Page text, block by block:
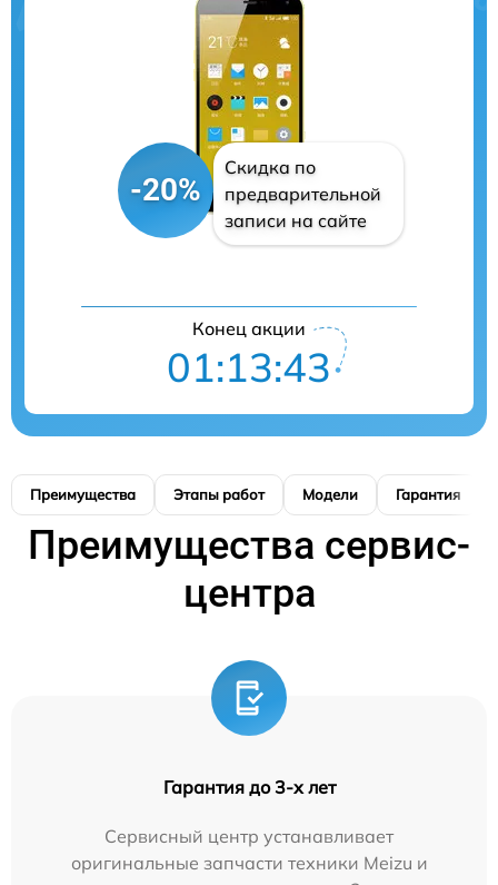
-20%
Скидка по
предварительной
записи на сайте
Конец акции
01:13:42
Преимущества Этапы работ Модели Гарантия
Преимущества сервис-
центра
Гарантия до 3-х лет
Сервисный центр устанавливает
оригинальные запчасти техники Meizu и